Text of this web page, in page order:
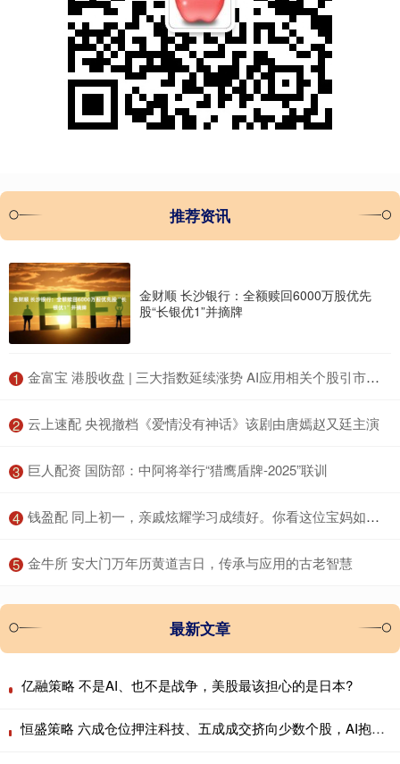
推荐资讯
金财顺 长沙银行：全额赎回6000万股优先
股“长银优1”并摘牌
1 ​金富宝 港股收盘 | 三大指数延续涨势 AI应用相关个股引市场关注
2 ​云上速配 央视撤档《爱情没有神话》该剧由唐嫣赵又廷主演
3 ​巨人配资 国防部：中阿将举行“猎鹰盾牌-2025”联训
4 ​钱盈配 同上初一，亲戚炫耀学习成绩好。你看这位宝妈如何怼回去……
5 ​金牛所 安大门万年历黄道吉日，传承与应用的古老智慧
最新文章
亿融策略 不是AI、也不是战争，美股最该担心的是日本?
恒盛策略 六成仓位押注科技、五成成交挤向少数个股，AI抱团行情会重演历史瓦解吗？